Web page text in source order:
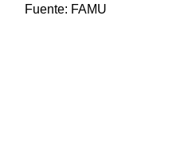
Fuente: FAMU